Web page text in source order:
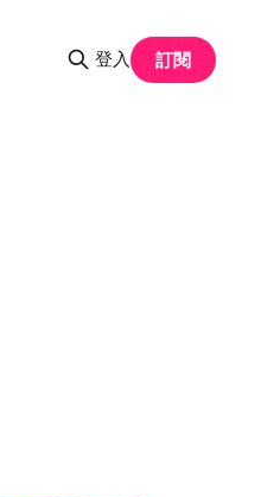
登入 訂閱